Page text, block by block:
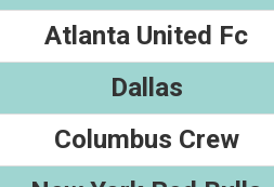
Atlanta United Fc
Dallas
Columbus Crew